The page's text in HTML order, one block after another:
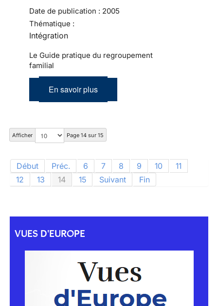
Date de publication : 2005
Thématique :
Intégration
Le Guide pratique du regroupement
familial
En savoir plus
Afficher Page 14 sur 15
Début Préc. 6 7 8 9 10
11
12
13 14 15 Suivant Fin
VUES D'EUROPE